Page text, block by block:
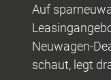
Auf
Neuwagen-
schaut, legt